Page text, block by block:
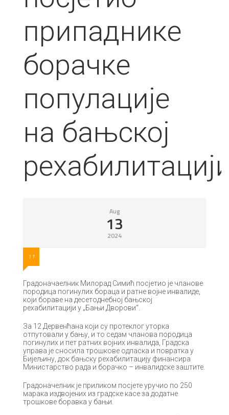
припаднике
борачке
популације
на бањској
Aug
13
2024
11
Градоначаелник Милорад Симић посјетио је чланове
породица погинулих бораца и ратне војне инвалиде,
који бораве на десетоднебној бањској
рехабилитацији у „Бањи Дворови“.
За 12 Дервенћана који су протеклог уторка
отпутовали у бању, и то седам чланова породица
погинулих и пет ратних војних инвалида, Градска
управа је сносила трошкове одласка и повратка у
Бијељину, док бањску рехабилитацију финансира
Министарство рада и борачко – инвалидске заштите.
Градоначелник је приликом посјете уручио по 250
марака издвојених из градске касе за додатне
трошкове боравка у бањи.